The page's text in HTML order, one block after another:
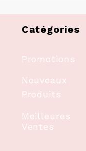
Catégories
Promotions
Nouveaux
Produits
Meilleures
Ventes